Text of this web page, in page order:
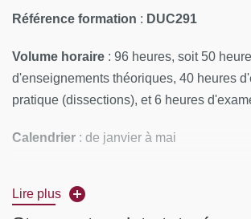
Référence formation : DUC291
Volume horaire : 96 heures, soit 50
d'enseignements théoriques, 40 heures
pratique (dissections), et 6 heures
Calendrier : de janvier à mai
du Fer à Moulin
Lire plus